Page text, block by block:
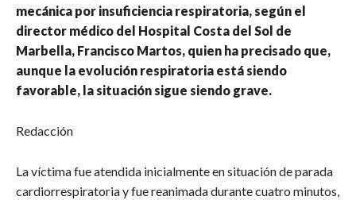
mecánica por insuficiencia respiratoria, según el
director médico del Hospital Costa del Sol de
Marbella, Francisco Martos, quien ha precisado que,
aunque la evolución respiratoria está siendo
favorable, la situación sigue siendo grave.
Redacción
La víctima fue atendida inicialmente en situación de parada
cardiorrespiratoria y fue reanimada durante cuatro minutos,